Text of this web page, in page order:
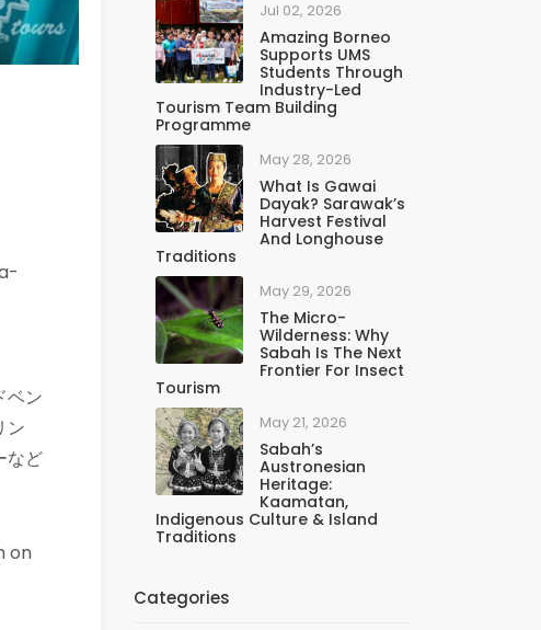
ベン
ン
など
on
Jul 02, 2026
Amazing Borneo
Supports UMS
Students Through
Industry-Led
Tourism Team Building
Programme
May 28, 2026
What Is Gawai
Dayak? Sarawak’s
Harvest Festival
And Longhouse
Traditions
May 29, 2026
The Micro-
Wilderness: Why
Sabah Is The Next
Frontier For Insect
Tourism
May 21, 2026
Sabah’s
Austronesian
Heritage:
Kaamatan,
Indigenous Culture & Island
Traditions
Categories